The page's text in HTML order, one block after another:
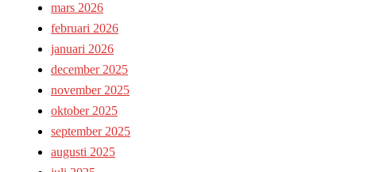
mars 2026
februari 2026
januari 2026
december 2025
november 2025
oktober 2025
september 2025
augusti 2025